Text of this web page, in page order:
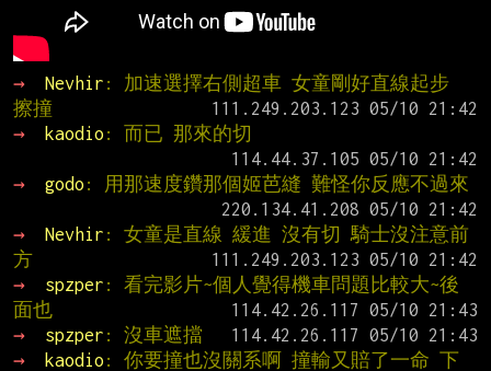
→ Nevhir : 加速選擇右側超車 女童剛好直線起步
擦撞
→
kaodio : 而已 那來的切
→
godo : 用那速度鑽那個姬芭縫 難怪你反應不過來
→
Nevhir : 女童是直線 緩進 沒有切 騎士沒注意前
方
→
spzper : 看完影片~個人覺得機車問題比較大~後
面也
→
spzper : 沒車遮擋
→
kaodio : 你要撞也沒關系啊 撞輸又賠了一命 下